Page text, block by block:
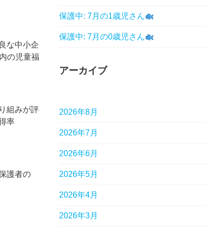
な中小企
の児童福
組みが評
率
護者の
保護中: 7月の1歳児さん
保護中: 7月の0歳児さん
アーカイブ
2026年8月
2026年7月
2026年6月
2026年5月
2026年4月
2026年3月